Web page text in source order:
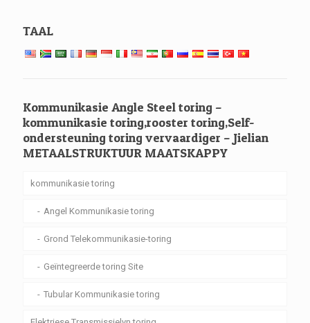
TAAL
Kommunikasie Angle Steel toring –
kommunikasie toring,rooster toring,Self-
ondersteuning toring vervaardiger – Jielian
METAALSTRUKTUUR MAATSKAPPY
kommunikasie toring
Angel Kommunikasie toring
Grond Telekommunikasie-toring
Geïntegreerde toring Site
Tubular Kommunikasie toring